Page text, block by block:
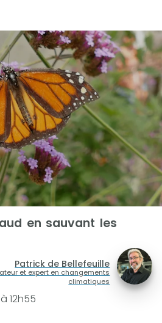
en sauvant les
Patrick de Bellefeuille
et expert en changements
climatiques
12h55